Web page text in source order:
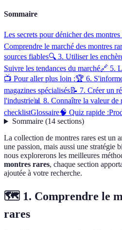
Sommaire
Les secrets pour dénicher des
Comprendre le marché des montres
sources fiables🔍 3. Utiliser les
Suivre les tendances du marché🔗 5.
📺 Pour aller plus loin :🏆 6.
magazines spécialisés📝 7. Créer un
l'industrie📊 8. Connaître la valeur de
checklistGlossaire🧠 Quiz rapide :
Sommaire(14 sections)
La collection de montres rares est un
une passion, mais aussi une stratégie
nous explorerons les meilleures
montres rares, chaque section
ajoutée à votre recherche.
🗺️ 1. Comprendre le
rares